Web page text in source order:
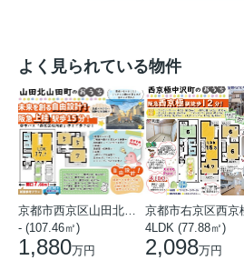
よく見られている物件
- (107.46㎡)
1,880万円
4LDK (77.88㎡)
2,098万円